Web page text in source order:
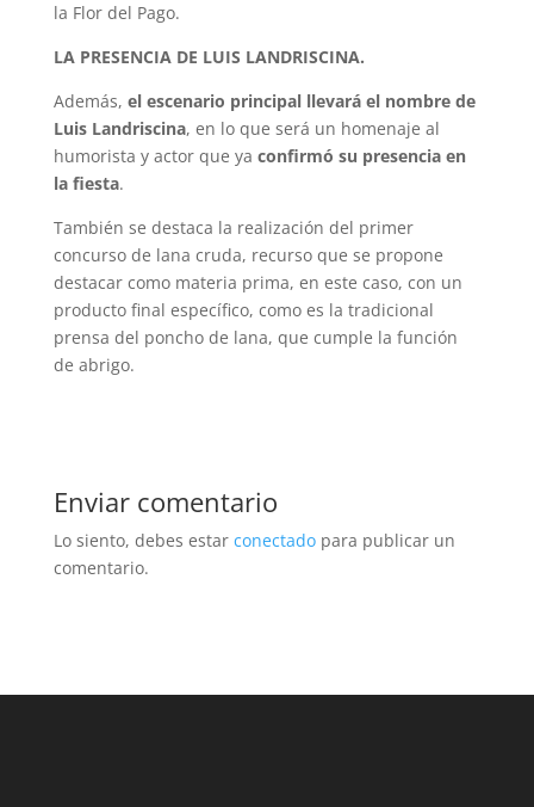
la Flor del Pago.
LA PRESENCIA DE LUIS LANDRISCINA.
Además, el escenario principal llevará el nombre de
Luis Landriscina, en lo que será un homenaje al
humorista y actor que ya confirmó su presencia en
la fiesta.
También se destaca la realización del primer
concurso de lana cruda, recurso que se propone
destacar como materia prima, en este caso, con un
producto final específico, como es la tradicional
prensa del poncho de lana, que cumple la función
de abrigo.
Enviar comentario
Lo siento, debes estar conectadopara publicar un
comentario.